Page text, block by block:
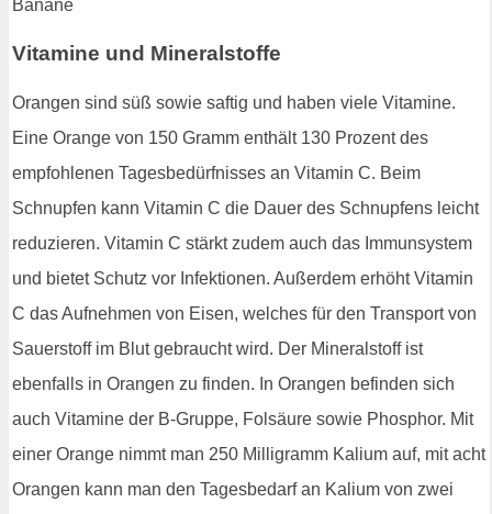
Vitamine und Mineralstoffe
Orangen sind süß sowie saftig und haben viele Vitamine.
Eine Orange von 150 Gramm enthält 130 Prozent des
empfohlenen Tagesbedürfnisses an Vitamin C. Beim
Schnupfen kann Vitamin C die Dauer des Schnupfens leicht
reduzieren. Vitamin C stärkt zudem auch das Immunsystem
und bietet Schutz vor Infektionen. Außerdem erhöht Vitamin
C das Aufnehmen von Eisen, welches für den Transport von
Sauerstoff im Blut gebraucht wird. Der Mineralstoff ist
ebenfalls in Orangen zu finden. In Orangen befinden sich
auch Vitamine der B-Gruppe, Folsäure sowie Phosphor. Mit
einer Orange nimmt man 250 Milligramm Kalium auf, mit acht
Orangen kann man den Tagesbedarf an Kalium von zwei